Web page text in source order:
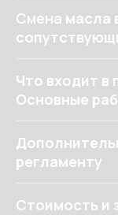
Смена масла
Что входит
Основные
регламенту
Стоимость и
ремонту
новейшим
инструментами,
используемыми
Вам нужно ехать